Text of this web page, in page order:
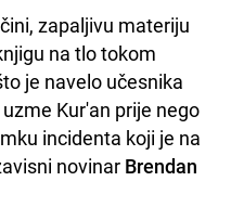
zapaljivu materiju
na tlo tokom
je navelo učesnika
Kur'an prije nego
incidenta koji je na
novinar Brendan